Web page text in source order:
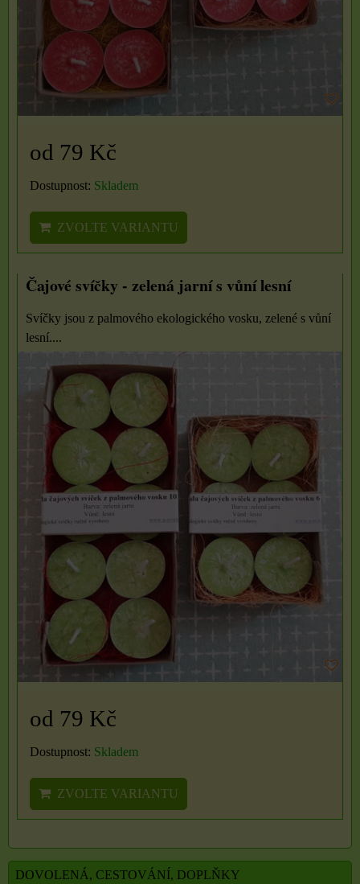
od 79 Kč
Dostupnost: Skladem
ZVOLTE VARIANTU
Čajové svíčky - zelená jarní s vůní lesní
Svíčky jsou z palmového ekologického vosku, zelené s vůní
lesní....
od 79 Kč
Dostupnost: Skladem
ZVOLTE VARIANTU
DOVOLENÁ, CESTOVÁNÍ, DOPLŇKY